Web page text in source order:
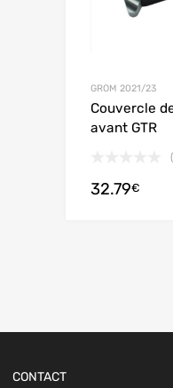
GROM 2021/23
Couvercle
avant GTR
32.79€
CONTACT